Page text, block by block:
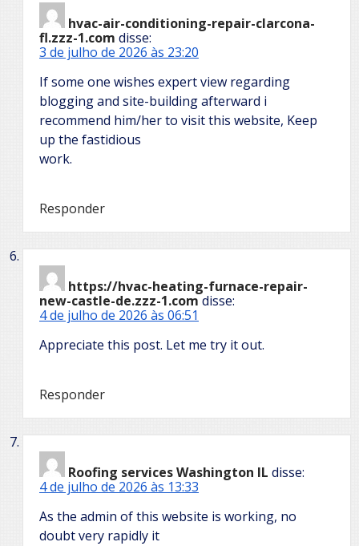
hvac-air-conditioning-repair-clarcona-
fl.zzz-1.com disse:
3 de julho de 2026 às 23:20
If some one wishes expert view regarding
blogging and site-building afterward i
recommend him/her to visit this website, Keep
up the fastidious
work.
Responder
https://hvac-heating-furnace-repair-
new-castle-de.zzz-1.com disse:
4 de julho de 2026 às 06:51
Appreciate this post. Let me try it out.
Responder
Roofing services Washington IL disse:
4 de julho de 2026 às 13:33
As the admin of this website is working, no
doubt very rapidly it